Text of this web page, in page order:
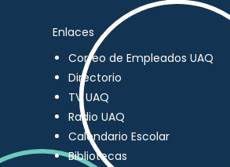
Enlaces
Correo de Empleados UAQ
Directorio
TV UAQ
Radio UAQ
Calendario Escolar
Bibliotecas